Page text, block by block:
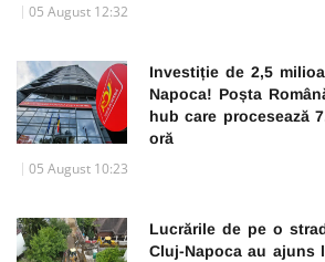
05 August 12:32
Investiție de 2,5
Napoca! Poșta
hub care procesează
oră
05 August 10:23
Lucrările de pe o
Cluj-Napoca au ajuns